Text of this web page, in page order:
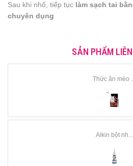
Sau khi nhổ, tiếp tục làm sạch tai
chuyên dụng
SẢN PHẨM
Thức ăn mèo
Alkin bột nh...